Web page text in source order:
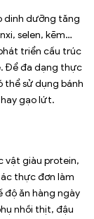
dinh dưỡng tăng
selen, kẽm…
triển cấu trúc
Để đa dạng thực
thể sử dụng bánh
gạo lứt.
vật giàu protein,
thực đơn làm
độ ăn hàng ngày
nhồi thịt, đậu